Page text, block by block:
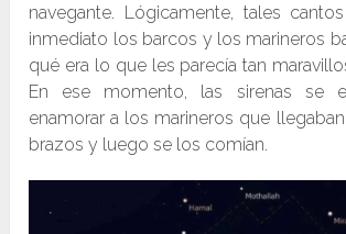
navegante. Lógicamente, tales
inmediato los barcos y los marineros
qué era lo que les parecía tan
En ese momento, las sirenas se
enamorar a los marineros que
brazos y luego se los comían.